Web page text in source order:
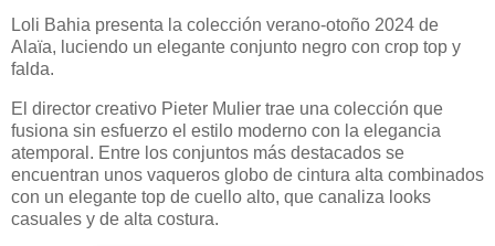
Loli Bahia presenta la colección verano-otoño 2024 de
Alaïa, luciendo un elegante conjunto negro con crop top y
falda.
El director creativo Pieter Mulier trae una colección que
fusiona sin esfuerzo el estilo moderno con la elegancia
atemporal. Entre los conjuntos más destacados se
encuentran unos vaqueros globo de cintura alta combinados
con un elegante top de cuello alto, que canaliza looks
casuales y de alta costura.